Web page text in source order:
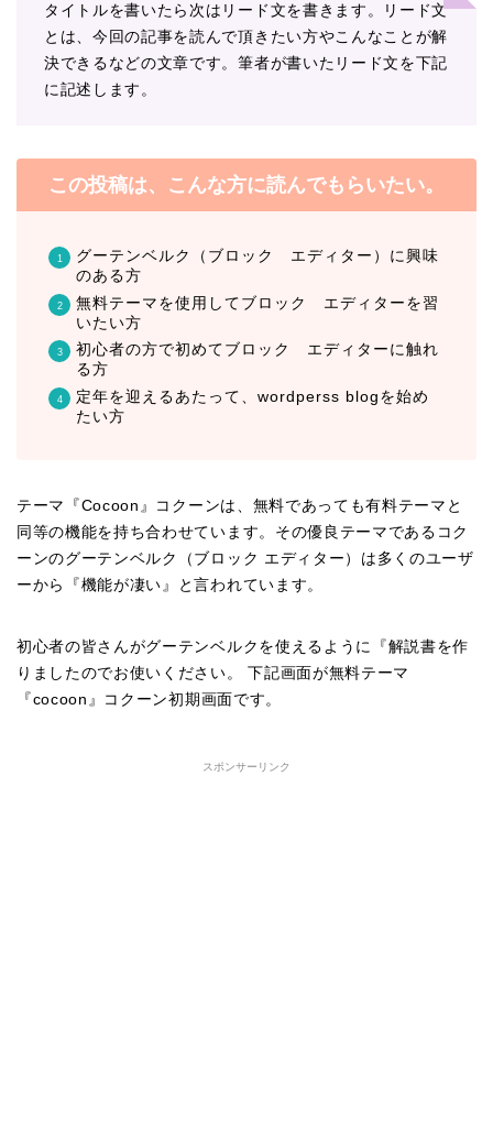
タイトルを書いたら次はリード文を書きます。リード文
とは、今回の記事を読んで頂きたい方やこんなことが解
決できるなどの文章です。筆者が書いたリード文を下記
に記述します。
この投稿は、こんな方に読んでもらいたい。
グーテンベルク（ブロック エディター）に興味
のある方
無料テーマを使用してブロック エディターを習
いたい方
初心者の方で初めてブロック エディターに触れ
る方
定年を迎えるあたって、wordperss blogを始め
たい方
テーマ『Cocoon』コクーンは、無料であっても有料テーマと
同等の機能を持ち合わせています。その優良テーマであるコク
ーンのグーテンベルク（ブロック エディター）は多くのユーザ
ーから『機能が凄い』と言われています。
初心者の皆さんがグーテンベルクを使えるように『解説書を作
りましたのでお使いください。 下記画面が無料テーマ
『cocoon』コクーン初期画面です。
スポンサーリンク